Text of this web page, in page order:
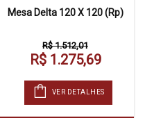
Mesa Delta 120 X 120 (Rp)
R$ 1.512,01
R$ 1.275,69
VER DETALHES